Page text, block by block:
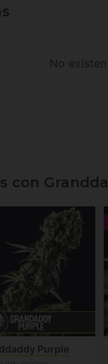
No
con
Purple